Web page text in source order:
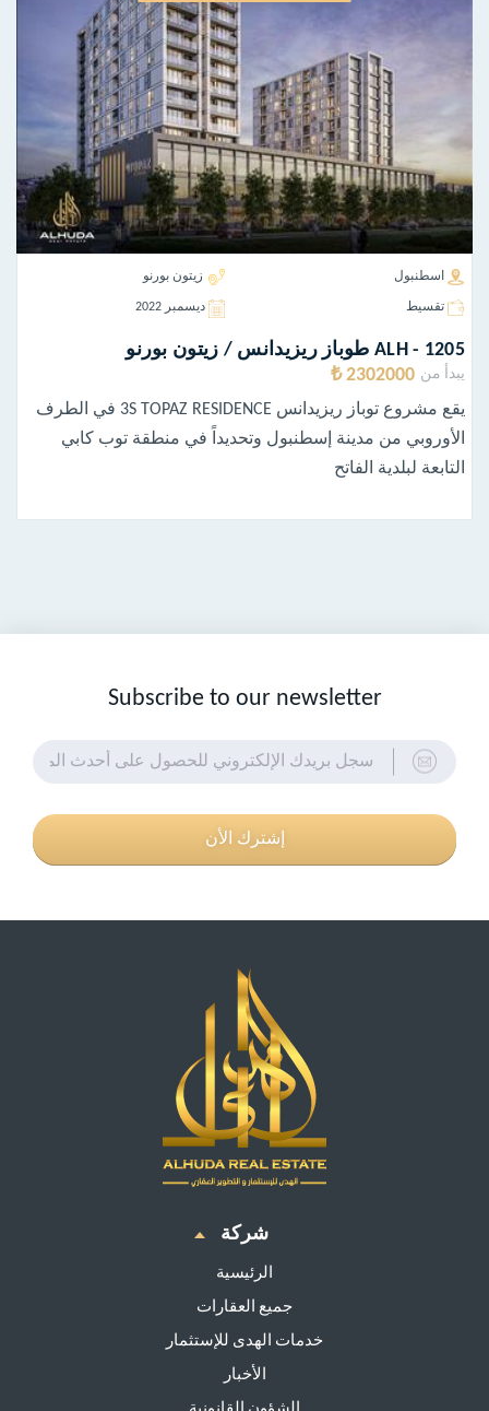
اسطنبول زيتون بورنو
تقسيط ديسمبر 2022
ALH - 1205 طوباز ريزيدانس / زيتون بورنو
يبدأ من 2302000 ₺
يقع مشروع توباز ريزيدانس 3S TOPAZ RESIDENCE في الطرف
الأوروبي من مدينة إسطنبول وتحديداً في منطقة توب كابي
التابعة لبلدية الفاتح
Subscribe to our newsletter
إشترك الأن
شركة
الرئيسية
جميع العقارات
خدمات الهدى للإستثمار
الأخبار